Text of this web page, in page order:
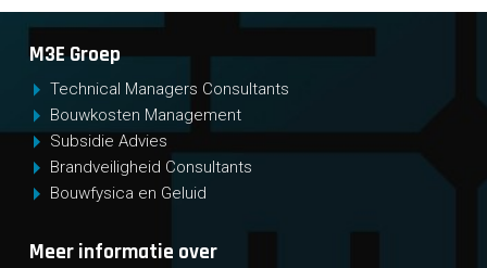
M3E Groep
Technical Managers Consultants
Bouwkosten Management
Subsidie Advies
Brandveiligheid Consultants
Bouwfysica en Geluid
Meer informatie over